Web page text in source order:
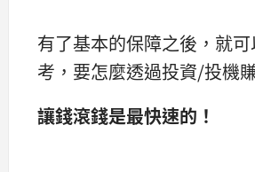
有了基本的保障之後，就
考，要怎麼透過投資/投機
讓錢滾錢是最快速的！